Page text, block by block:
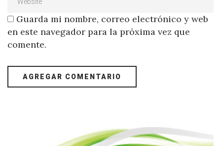
Guarda mi nombre, correo electrónico y web
en este navegador para la próxima vez que
comente.